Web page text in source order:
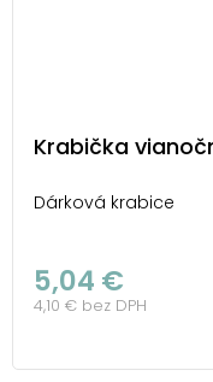
Krabička
Dárková krabice
5,04 €
4,10 € bez DPH